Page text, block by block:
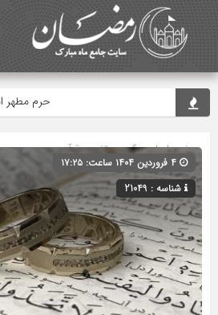
حرم مطهر
صفحه اصلی» گروه »تفسیر قرآن
شناسه : 21049